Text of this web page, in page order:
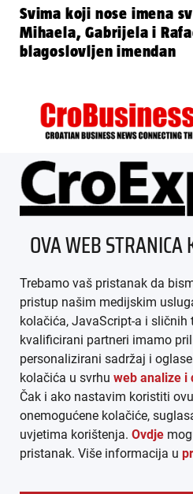
Svima koji nose imena
Mihaela, Gabrijela i
blagoslovljen imendan
ÜBER
AGB
ARHIVA
OVA WEB STRANICA
Trebamo vaš pristanak da
pristup našim medijskim
kolačića, JavaScript-a i sličnih
kvalificirani partneri imamo
personalizirani sadržaj i
kolačića u svrhu web analize i
Čak i ako nastavim koristiti
onemogućene kolačiće,
uvjetima korištenja. Ovdje
pristanak. Više informacija u